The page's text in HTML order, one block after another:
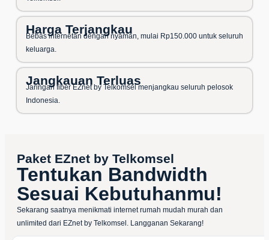
Harga Terjangkau
Bebas internetan dengan nyaman, mulai Rp150.000 untuk seluruh
keluarga.
Jangkauan Terluas
Jaringan fiber EZnet by Telkomsel menjangkau seluruh pelosok
Indonesia.
Paket EZnet by Telkomsel
Tentukan Bandwidth
Sesuai Kebutuhanmu!
Sekarang saatnya menikmati internet rumah mudah murah dan
unlimited dari EZnet by Telkomsel. Langganan Sekarang!